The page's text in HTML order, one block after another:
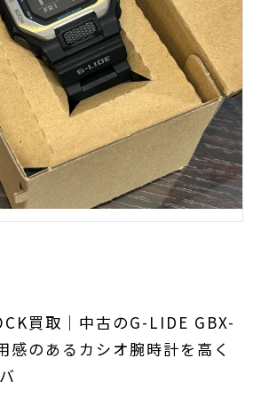
買取｜中古のG-LIDE GBX-
感のあるカシオ腕時計を高く